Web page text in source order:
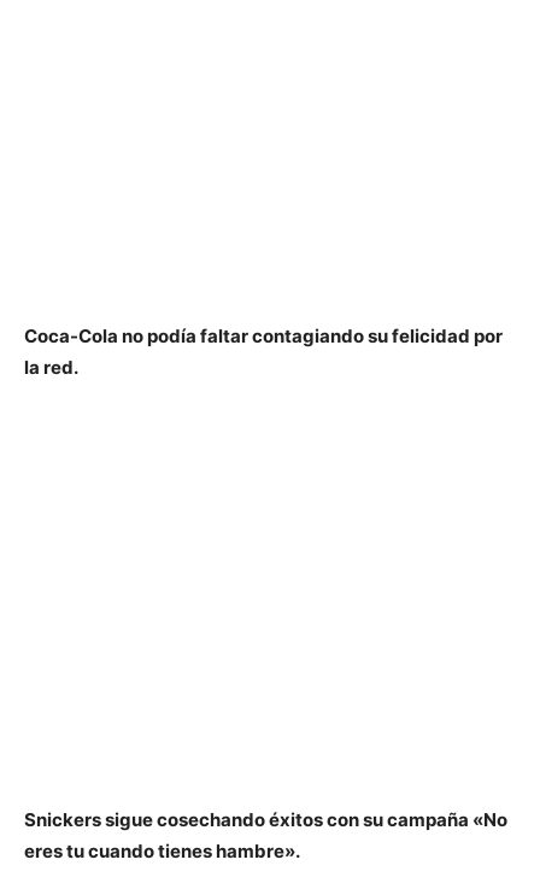
Coca-Cola no podía faltar contagiando su felicidad por
la red.
Snickers sigue cosechando éxitos con su campaña «No
eres tu cuando tienes hambre».